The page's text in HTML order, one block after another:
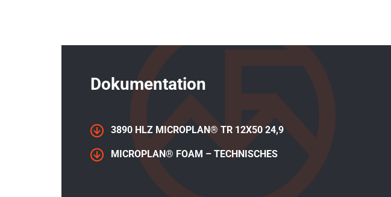
Dokumentation
3890 HLZ MICROPLAN® TR 12X50 24,9
MICROPLAN® FOAM – TECHNISCHES